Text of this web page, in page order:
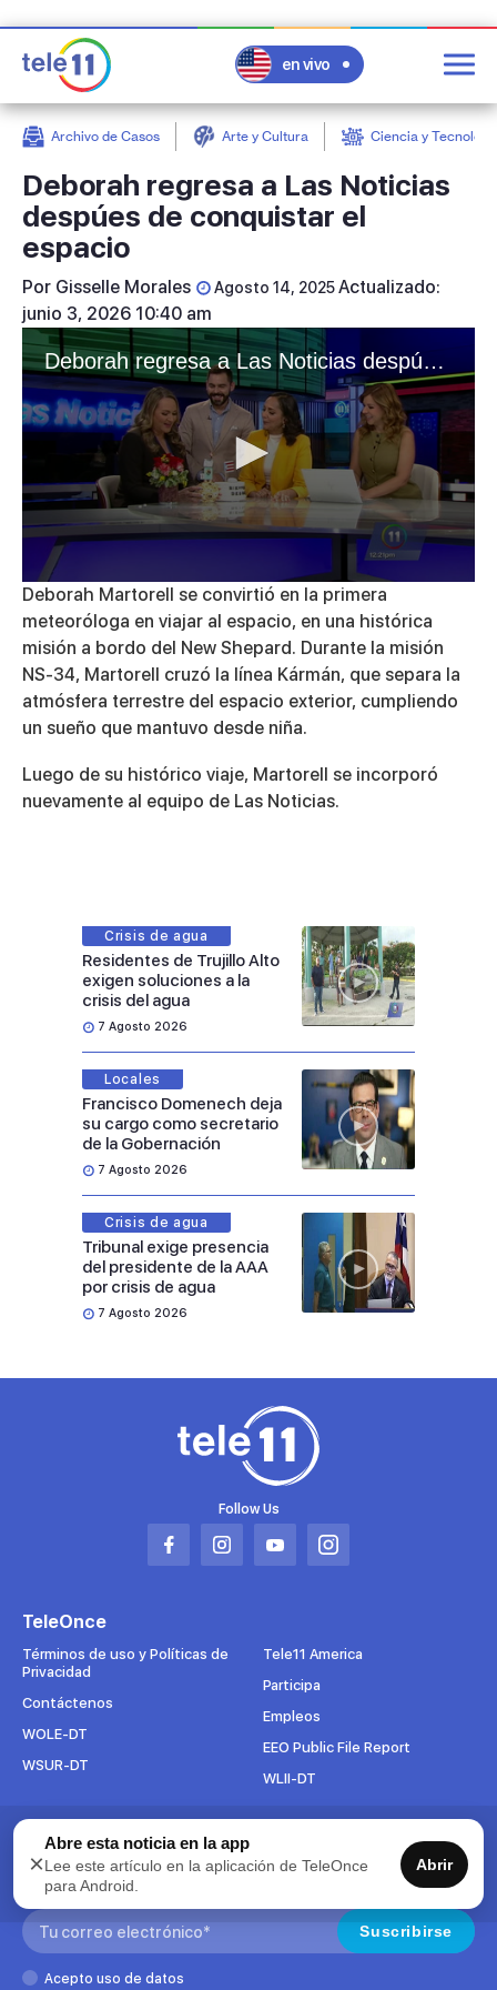
en vivo
Archivo de Casos Arte y Cultura Ciencia y
Deborah regresa a Las Noticias
despúes de conquistar el
espacio
Por Gisselle Morales Agosto 14, 2025Actualizado:
junio 3, 2026 10:40 am
Deborah regresa a Las Noticias despúes de conquistar el espacio
0
of
3
50
seconds
Deborah Martorell se convirtió en la primera
meteoróloga en viajar al espacio, en una histórica
misión a bordo del New Shepard. Durante la misión
NS-34, Martorell cruzó la línea Kármán, que separa la
atmósfera terrestre del espacio exterior, cumpliendo
un sueño que mantuvo desde niña.
Luego de su histórico viaje, Martorell se incorporó
nuevamente al equipo de Las Noticias.
Crisis de agua
Residentes de Trujillo Alto
exigen soluciones a la
crisis del agua
7 Agosto 2026
Locales
Francisco Domenech deja
su cargo como secretario
de la Gobernación
7 Agosto 2026
Crisis de agua
Tribunal exige presencia
del presidente de la AAA
por crisis de agua
7 Agosto 2026
Follow Us
Abrir
pestaña
Abrir
pestaña
Abrir
pestaña
Abrir
pestaña
TeleOnce
Términos de uso y Políticas de
Privacidad
Contáctenos
WOLE-DT
WSUR-DT
Tele11 America
Participa
Empleos
EEO Public File Report
WLII-DT
Suscríbete al boletín
Para mantenerse al tanto de todo lo que pasa en TeleOnce,
suscríbase ahora a nuestros boletines.
Search: Suscribirse
Acepto uso de datos
post
×
Abre esta noticia en la app
Lee este artículo en la aplicación de TeleOnce
para Android.
Abrir